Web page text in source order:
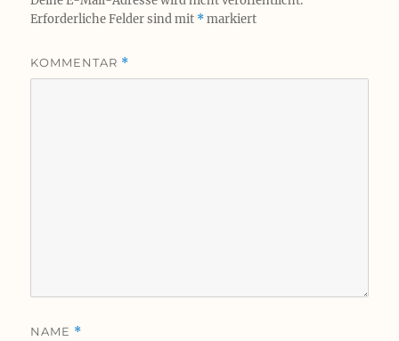
Erforderliche Felder sind mit *markiert
KOMMENTAR *
NAME *